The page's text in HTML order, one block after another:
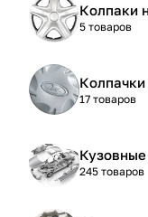
Колпаки
5 товаров
Колпачки
17 товаров
245 товаров